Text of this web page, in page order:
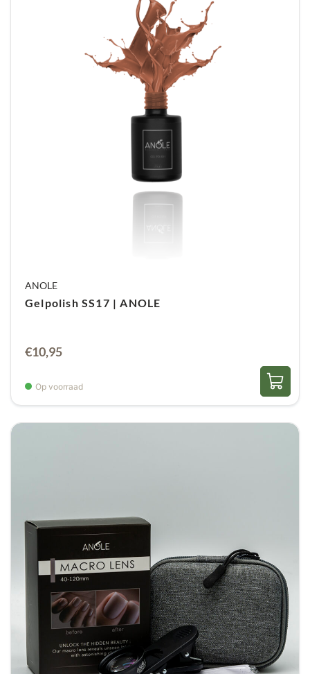
werk je de nagel af met gelpolish of nailart naar
Upper forms zijn dé oplossing als je sneller,
strakker en consistenter wilt werken. Ze
combineren efficiëntie met kwaliteit en geven je
volledige controle over vorm en lengte. Een
slimme investering voor iedere nagelprofessional
die wil doorgroeien en optimaliseren.
ANOLE
Gelpolish SS17 | ANOLE
€10,95
Op voorraad